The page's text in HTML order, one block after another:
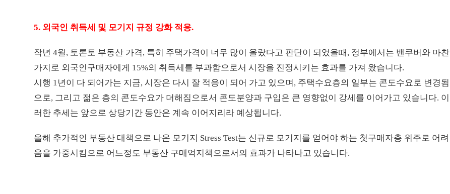
5. 외국인 취득세 및 모기지 규정 강화 적응.
작년 4월, 토론토 부동산 가격, 특히 주택가격이 너무 많이 올랐다고 판단이 되었을때, 정부에서는 밴쿠버와 마찬
가지로 외국인구매자에게 15%의 취득세를 부과함으로서 시장을 진정시키는 효과를 가져 왔습니다.
시행 1년이 다 되어가는 지금, 시장은 다시 잘 적응이 되어 가고 있으며, 주택수요층의 일부는 콘도수요로 변경됨
으로, 그리고 젊은 층의 콘도수요가 더해짐으로서 콘도분양과 구입은 큰 영향없이 강세를 이어가고 있습니다. 이
러한 추세는 앞으로 상당기간 동안은 계속 이어지리라 예상됩니다.
올해 추가적인 부동산 대책으로 나온 모기지 Stress Test는 신규로 모기지를 얻어야 하는 첫구매자층 위주로 어려
움을 가중시킴으로 어느정도 부동산 구매억지책으로서의 효과가 나타나고 있습니다.